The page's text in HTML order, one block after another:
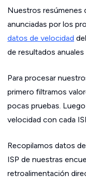
Nuestros resúmenes
anunciadas por los
datos de velocidad
de resultados
Para procesar
primero filtramos
pocas pruebas.
velocidad con cada
Recopilamos datos
ISP de nuestras
retroalimentación